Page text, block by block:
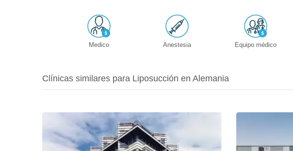
Medico Anestesia Equipo médico
Clínicas similares para Liposucción en Alemania